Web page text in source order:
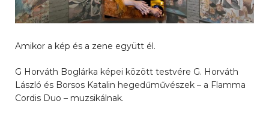
Amikor a kép és a zene együtt él.
G Horváth Boglárka képei között testvére G. Horváth
László és Borsos Katalin hegedűművészek – a Flamma
Cordis Duo – muzsikálnak.